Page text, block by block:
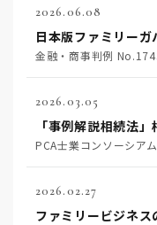
2026.06.08
日本版ファミリー
金融・商事判例
2026.03.05
「事例解説相続法
PCA士業コンソーシアム
2026.02.27